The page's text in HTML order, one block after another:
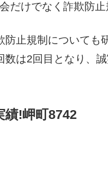
だけでなく詐欺防止
防止規制についても
は2回目となり、
績!岬町8742